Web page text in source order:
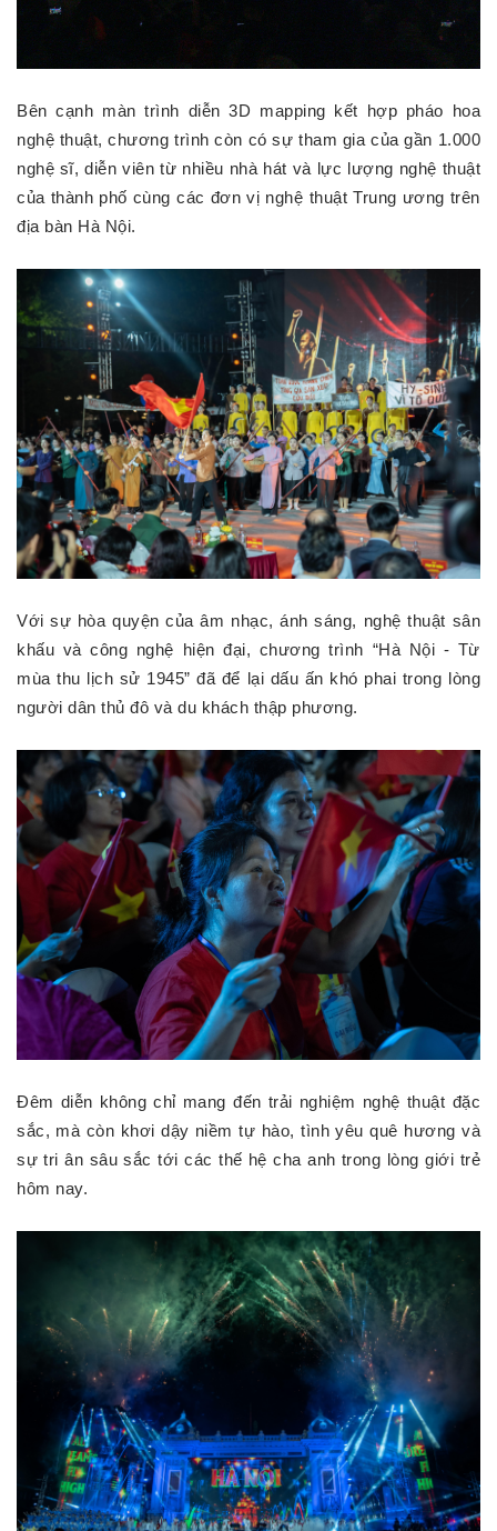
Bên cạnh màn trình diễn 3D mapping kết hợp pháo hoa
nghệ thuật, chương trình còn có sự tham gia của gần 1.000
nghệ sĩ, diễn viên từ nhiều nhà hát và lực lượng nghệ thuật
của thành phố cùng các đơn vị nghệ thuật Trung ương trên
địa bàn Hà Nội.
Với sự hòa quyện của âm nhạc, ánh sáng, nghệ thuật sân
khấu và công nghệ hiện đại, chương trình “Hà Nội - Từ
mùa thu lịch sử 1945” đã để lại dấu ấn khó phai trong lòng
người dân thủ đô và du khách thập phương.
Đêm diễn không chỉ mang đến trải nghiệm nghệ thuật đặc
sắc, mà còn khơi dậy niềm tự hào, tình yêu quê hương và
sự tri ân sâu sắc tới các thế hệ cha anh trong lòng giới trẻ
hôm nay.